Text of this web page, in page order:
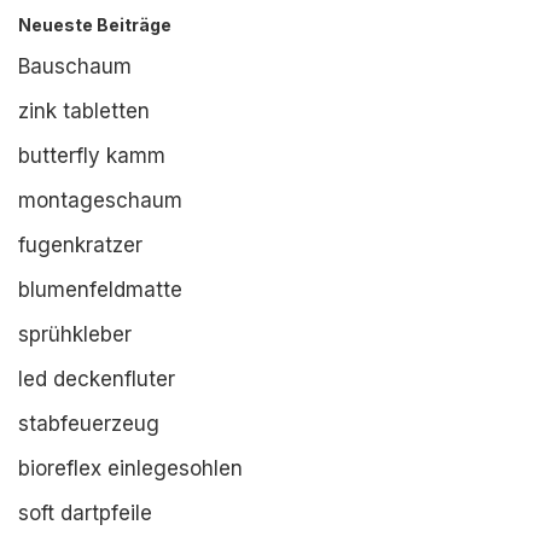
Neueste Beiträge
Bauschaum
zink tabletten
butterfly kamm
montageschaum
fugenkratzer
blumenfeldmatte
sprühkleber
led deckenfluter
stabfeuerzeug
bioreflex einlegesohlen
soft dartpfeile